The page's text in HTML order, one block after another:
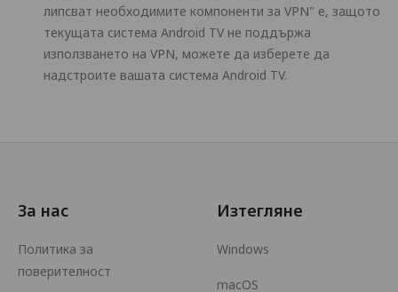
липсват необходимите компоненти за VPN" е, защото
текущата система Android TV не поддържа
използването на VPN, можете да изберете да
надстроите вашата система Android TV.
За нас
Политика за
поверителност
Изтегляне
Windows
macOS